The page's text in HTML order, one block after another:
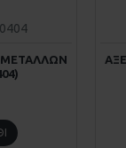
ΜΕΤΆΛΛΩΝ